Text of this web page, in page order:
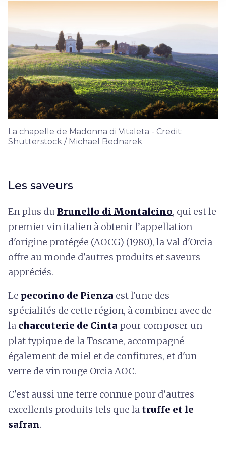
La chapelle de Madonna di Vitaleta - Credit:
Shutterstock / Michael Bednarek
Les saveurs
En plus du Brunello di Montalcino, qui est le
premier vin italien à obtenir l’appellation
d'origine protégée (AOCG) (1980), la Val d'Orcia
offre au monde d'autres produits et saveurs
appréciés.
Le pecorino de Pienza est l'une des
spécialités de cette région, à combiner avec de
la charcuterie de Cinta pour composer un
plat typique de la Toscane, accompagné
également de miel et de confitures, et d'un
verre de vin rouge Orcia AOC.
C'est aussi une terre connue pour d’autres
excellents produits tels que la truffe et le
safran.